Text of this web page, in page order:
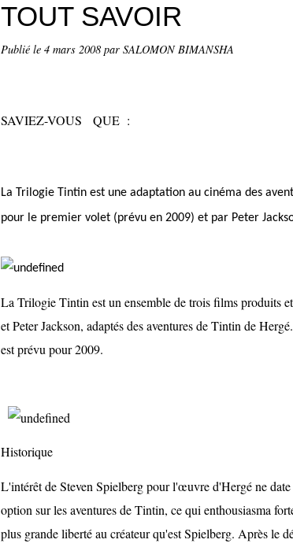
TOUT SAVOIR
Publié le 4 mars 2008 par SALOMON BIMANSHA
SAVIEZ-VOUS QUE :
La Trilogie Tintin est une adaptation au cinéma des
pour le premier volet (prévu en 2009) et par Peter
La Trilogie Tintin est un ensemble de trois films produits
et Peter Jackson, adaptés des aventures de Tintin de
est prévu pour 2009.
Historique
L'intérêt de Steven Spielberg pour l'œuvre d'Hergé ne
option sur les aventures de Tintin, ce qui enthousiasma
plus grande liberté au créateur qu'est Spielberg. Après le